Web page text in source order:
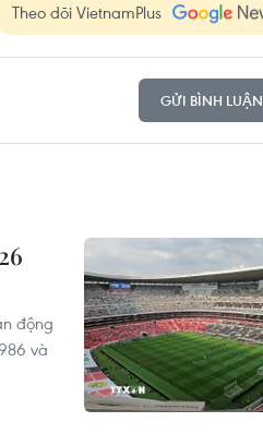
Theo dõi VietnamPlus
GỬI BÌNH LUẬN
động
và